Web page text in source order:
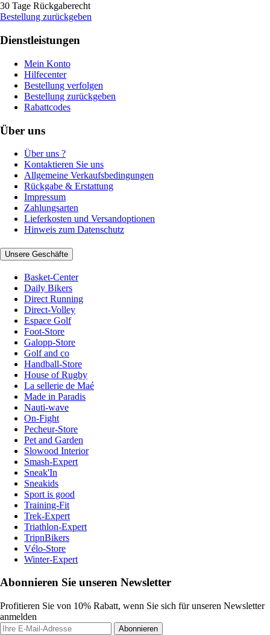
30 Tage Rückgaberecht
Bestellung zurückgeben
Dienstleistungen
Mein Konto
Hilfecenter
Bestellung verfolgen
Bestellung zurückgeben
Rabattcodes
Über uns
Über uns ?
Kontaktieren Sie uns
Allgemeine Verkaufsbedingungen
Rückgabe & Erstattung
Impressum
Zahlungsarten
Lieferkosten und Versandoptionen
Hinweis zum Datenschutz
Unsere Geschäfte
Basket-Center
Daily Bikers
Direct Running
Direct-Volley
Espace Golf
Foot-Store
Galopp-Store
Golf and co
Handball-Store
House of Rugby
La sellerie de Maé
Made in Paradis
Nauti-wave
On-Fight
Pecheur-Store
Pet and Garden
Slowood Interior
Smash-Expert
Sneak'In
Sneakids
Sport is good
Training-Fit
Trek-Expert
Triathlon-Expert
TripnBikers
Vélo-Store
Winter-Expert
Abonnieren Sie unseren Newsletter
Profitieren Sie von 10% Rabatt, wenn Sie sich für unseren Newsletter
anmelden
Abonnieren